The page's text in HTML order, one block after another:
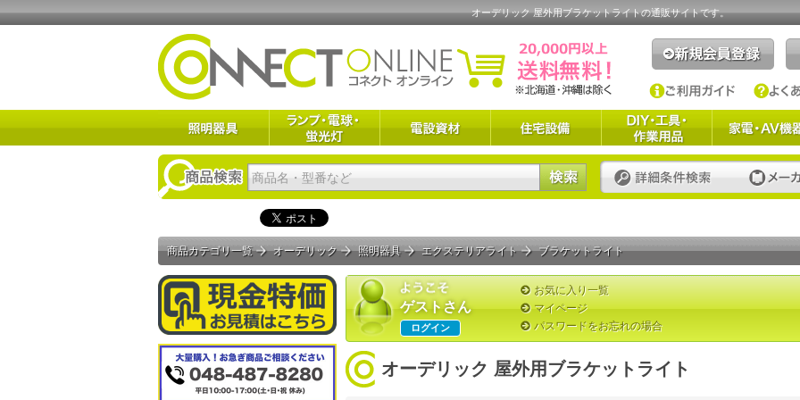
オーデリック 屋外用ブラケットライトの通販サイトです。
ゲストさん
お気に入り一覧
マイページ
ログイン パスワードをお忘れの場合
商品カテゴリ一覧 オーデリック 照明器具 エクステリアライト ブラケットライト
オーデリック 屋外用ブラケットライト